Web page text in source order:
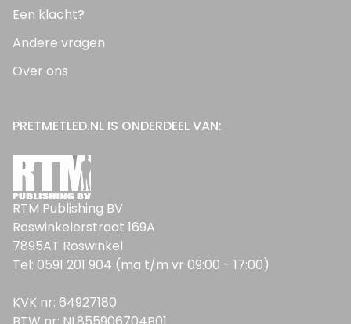
Een klacht?
Andere vragen
Over ons
PRETMETLED.NL IS ONDERDEEL VAN:
RTM Publishing BV
Roswinkelerstraat 169A
7895AT Roswinkel
Tel: 0591 201 904 (ma t/m vr 09:00 - 17:00)
KVK nr: 64927180